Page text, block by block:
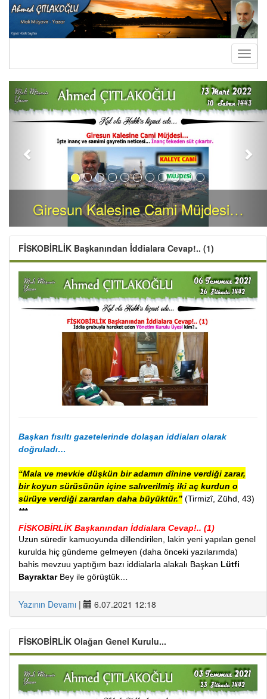
Giresun Kalesine Cami Müjdesi…
Previous
FİSKOBİRLİK Başkanından İddialara Cevap!.. (1)
Başkan fısıltı gazetelerinde dolaşan iddiaları olarak
doğruladı…
“Mala ve mevkie düşkün bir adamın dînine verdiği zarar,
bir koyun sürüsünün içine salıverilmiş iki aç kurdun o
sürüye verdiği zarardan daha büyüktür.” (Tirmizî, Zühd, 43)
***
FİSKOBİRLİK Başkanından İddialara Cevap!.. (1)
Uzun süredir kamuoyunda dillendirilen, lakin yeni yapılan genel
kurulda hiç gündeme gelmeyen (daha önceki yazılarımda)
bahis mevzuu yaptığım bazı iddialarla alakalı Başkan Lütfi
BayraktarBey ile görüştük…
Yazının Devamı | 6.07.2021 12:18
FİSKOBİRLİK Olağan Genel Kurulu...